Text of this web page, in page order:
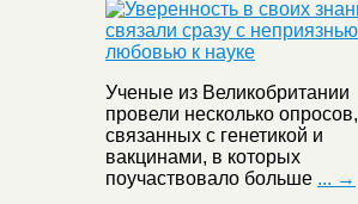
Ученые из Великобритании
провели несколько опросов,
связанных с генетикой и
вакцинами, в которых
поучаствовало больше ... →